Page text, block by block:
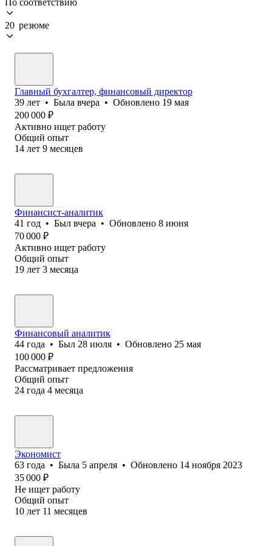
20 резюме
Главный бухгалтер, финансовый директор
39 лет • Была вчера • Обновлено 19 мая
200 000 ₽
Активно ищет работу
Общий опыт
14 лет 9 месяцев
Финансист-аналитик
41 год • Был вчера • Обновлено 8 июня
70 000 ₽
Активно ищет работу
Общий опыт
19 лет 3 месяца
Финансовый аналитик
44 года • Был 28 июля • Обновлено 25 мая
100 000 ₽
Рассматривает предложения
Общий опыт
24 года 4 месяца
Экономист
63 года • Была 5 апреля • Обновлено 14 ноября 2023
35 000 ₽
Не ищет работу
Общий опыт
10 лет 11 месяцев